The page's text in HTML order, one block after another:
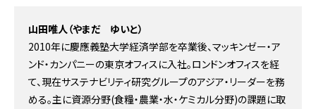
山田唯人（やまだ ゆいと）
2010年に慶應義塾大学経済学部を卒業後、マッキンゼー・ア
ンド・カンパニーの東京オフィスに入社。ロンドンオフィスを経
て、現在サステナビリティ研究グループのアジア・リーダーを務
める。主に資源分野(食糧・農業・水・ケミカル分野)の課題に取